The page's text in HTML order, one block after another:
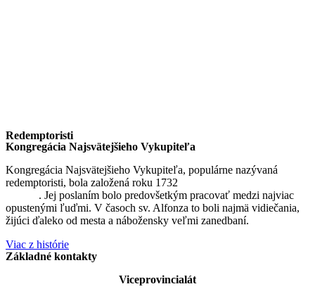
Redemptoristi
Kongregácia Najsvätejšieho Vykupiteľa
Kongregácia Najsvätejšieho Vykupiteľa, populárne nazývaná
redemptoristi, bola založená roku 1732
. Jej poslaním bolo predovšetkým pracovať medzi najviac
opustenými ľuďmi. V časoch sv. Alfonza to boli najmä vidiečania,
žijúci ďaleko od mesta a nábožensky veľmi zanedbaní.
Viac z histórie
Základné kontakty
Viceprovincialát